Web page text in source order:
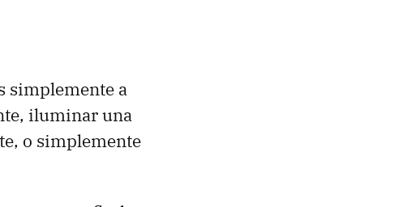
simplemente a
iluminar una
o simplemente